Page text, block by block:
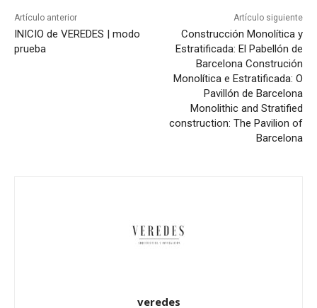
Artículo anterior
INICIO de VEREDES | modo
prueba
Artículo siguiente
Construcción Monolítica y
Estratificada: El Pabellón de
Barcelona Construción
Monolítica e Estratificada: O
Pavillón de Barcelona
Monolithic and Stratified
construction: The Pavilion of
Barcelona
veredes